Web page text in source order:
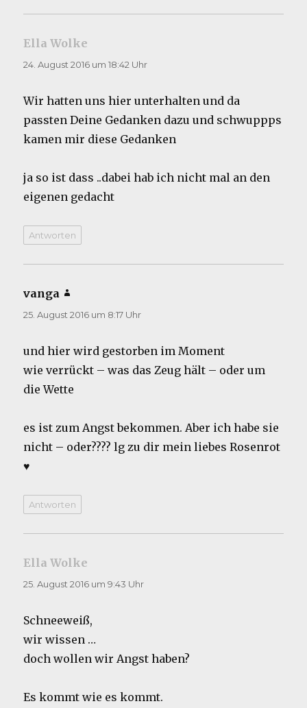
Ella Wolke
24. August 2016 um 18:42 Uhr
Wir hatten uns hier unterhalten und da
passten Deine Gedanken dazu und schwuppps
kamen mir diese Gedanken
ja so ist dass ..dabei hab ich nicht mal an den
eigenen gedacht
Antworten
vanga
25. August 2016 um 8:17 Uhr
und hier wird gestorben im Moment
wie verrückt – was das Zeug hält – oder um
die Wette
es ist zum Angst bekommen. Aber ich habe sie
nicht – oder???? lg zu dir mein liebes Rosenrot
♥
Antworten
Ella Wolke
25. August 2016 um 9:43 Uhr
Schneeweiß,
wir wissen …
doch wollen wir Angst haben?
Es kommt wie es kommt.